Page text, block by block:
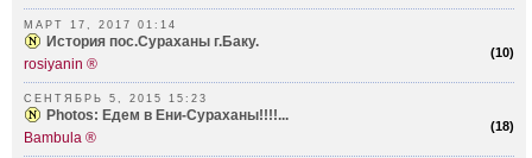
МАРТ 17, 2017 01:14
(10)
История пос.Сураханы г.Баку.
rosiyanin ®
СЕНТЯБРЬ 5, 2015 15:23
(18)
Photos: Едем в Ени-Сураханы!!!!...
Bambula ®